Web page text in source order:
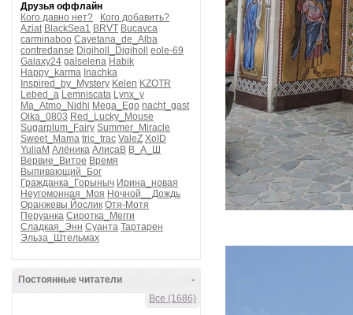
Друзья оффлайн
Кого давно нет?
Кого добавить?
Aziat BlackSea1 BRVT Bucavca
carminaboo Cayetana_de_Alba
contredanse Digiholl_Digiholl
eole-69
Galaxy24 galselena Habik
Happy_karma Inachka
Inspired_by_Mystery Kelen KZOTR
Lebed_a Lemniscata Lynx_y
Ma_Atmo_Nidhi Mega_Ego nacht_gast
Olka_0803 Red_Lucky_Mouse
Sugarplum_Fairy Summer_Miracle
Sweet_Mama tric_trac ValeZ XoID
YuliaM Алёника АлисаВ В_А_Ш
Вервие_Витое Время
Выпивающий_Бог
Гражданка_Горыныч Ирина_новая
Неугомонная_Моя Ночной__Дождь
Оранжевы Йослик Отя-Мотя
Перуанка Сиротка_Мегги
Сладкая_Энн Суанта Тартарен
Эльза_Штельмах
-
Постоянные читатели
Все (1686)